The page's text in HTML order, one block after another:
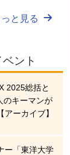
と見る
ント
2025総括と
のキーマンが
ーカイブ】
ー「東洋大学